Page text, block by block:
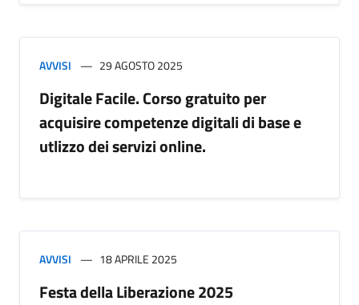
AVVISI 29 AGOSTO 2025
Digitale Facile. Corso gratuito per
acquisire competenze digitali di base e
utlizzo dei servizi online.
AVVISI 18 APRILE 2025
Festa della Liberazione 2025